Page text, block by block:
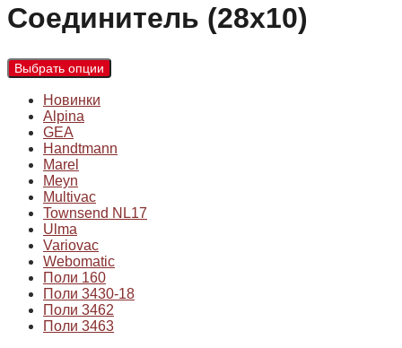
Соединитель (28х10)
Выбрать опции
Новинки
Alpina
GEA
Handtmann
Marel
Meyn
Multivac
Townsend NL17
Ulma
Variovac
Webomatic
Поли 160
Поли 3430-18
Поли 3462
Поли 3463